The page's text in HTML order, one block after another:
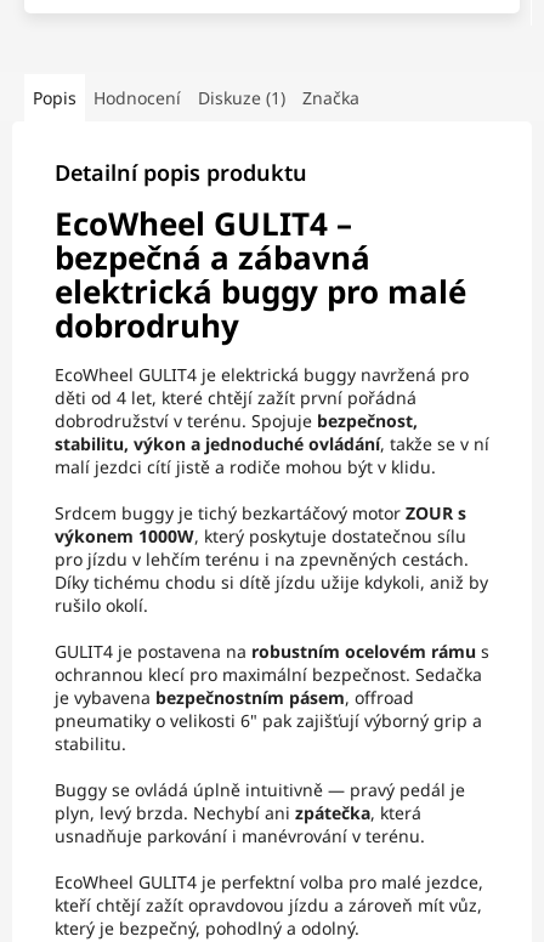
Popis Hodnocení Diskuze (1) Značka
Detailní popis produktu
EcoWheel GULIT4 –
bezpečná a zábavná
elektrická buggy pro malé
dobrodruhy
EcoWheel GULIT4 je elektrická buggy navržená pro
děti od 4 let, které chtějí zažít první pořádná
dobrodružství v terénu. Spojuje bezpečnost,
stabilitu, výkon a jednoduché ovládání, takže se v ní
malí jezdci cítí jistě a rodiče mohou být v klidu.
Srdcem buggy je tichý bezkartáčový motor ZOUR s
výkonem 1000W, který poskytuje dostatečnou sílu
pro jízdu v lehčím terénu i na zpevněných cestách.
Díky tichému chodu si dítě jízdu užije kdykoli, aniž by
rušilo okolí.
GULIT4 je postavena na robustním ocelovém rámu s
ochrannou klecí pro maximální bezpečnost. Sedačka
je vybavena bezpečnostním pásem, offroad
pneumatiky o velikosti 6" pak zajišťují výborný grip a
stabilitu.
Buggy se ovládá úplně intuitivně — pravý pedál je
plyn, levý brzda. Nechybí ani zpátečka, která
usnadňuje parkování i manévrování v terénu.
EcoWheel GULIT4 je perfektní volba pro malé jezdce,
kteří chtějí zažít opravdovou jízdu a zároveň mít vůz,
který je bezpečný, pohodlný a odolný.